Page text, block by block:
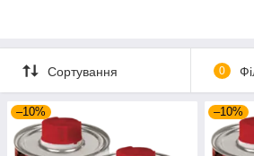
Сортування 0
–10% –10%